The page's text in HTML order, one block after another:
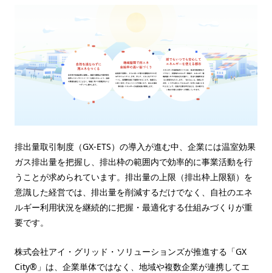
排出量取引制度（GX-ETS）の導入が進む中、企業には温室効果
ガス排出量を把握し、排出枠の範囲内で効率的に事業活動を行
うことが求められています。排出量の上限（排出枠上限額）を
意識した経営では、排出量を削減するだけでなく、自社のエネ
ルギー利用状況を継続的に把握・最適化する仕組みづくりが重
要です。
株式会社アイ・グリッド・ソリューションズが推進する「GX
City®」は、企業単体ではなく、地域や複数企業が連携してエ